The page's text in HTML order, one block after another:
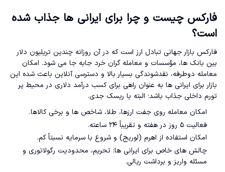
فارکس چیست و چرا برای ایرانی ها جذاب شده
است؟
فارکس بازار جهانی تبادل ارز است که در آن روزانه چندین تریلیون دلار
بین بانک ها، مؤسسات و معامله گران خرد جابه جا می شود. امکان
معامله دوطرفه، نقدشوندگی بسیار بالا و دسترسی آنلاین باعث شده این
بازار برای ایرانی ها به عنوان راهی برای کسب درآمد دلاری در محیط پر
تورم داخلی جذاب باشد؛ البته با ریسک جدی.
امکان معامله روی جفت ارزها، طلا، شاخص ها و برخی کالاها.
فعالیت ۵ روز در هفته و تقریباً ۲۴ ساعته.
امکان استفاده از اهرم (لوریج) و شروع با سرمایه نسبتاً کم.
چالش های خاص برای ایرانی ها: تحریم، محدودیت رگولاتوری و
مسئله واریز و برداشت ریالی.